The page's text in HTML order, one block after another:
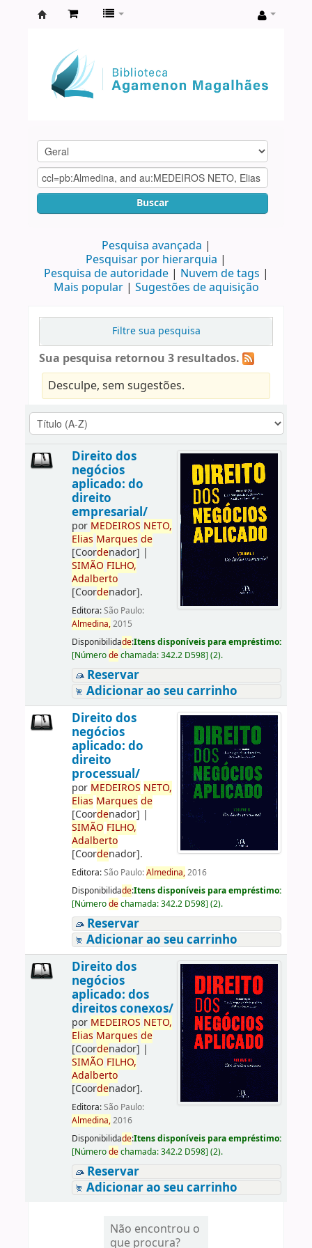
Agamenon
Magalhães
Buscar
Pesquisa avançada
Pesquisar por hierarquia
Pesquisa de autoridade
Nuvem de tags
Mais popular
Sugestões de aquisição
Filtre sua pesquisa
Sua pesquisa retornou 3 resultados.
Desculpe, sem sugestões.
Direito dos
negócios
aplicado: do
direito
empresarial/
por MEDEIROS NETO,
Elias Marques de
[Coordenador] |
SIMÃO FILHO,
Adalberto
[Coordenador].
Editora:São Paulo:
Almedina,2015
Disponibilidade:Itens disponíveis para empréstimo:
[Númerodechamada:342.2 D598] (2).
Reservar
Adicionar ao seu carrinho
Direito dos
negócios
aplicado: do
direito
processual/
por MEDEIROS NETO,
Elias Marques de
[Coordenador] |
SIMÃO FILHO,
Adalberto
[Coordenador].
Editora:São Paulo:Almedina,2016
Disponibilidade:Itens disponíveis para empréstimo:
[Númerodechamada:342.2 D598] (2).
Reservar
Adicionar ao seu carrinho
Direito dos
negócios
aplicado: dos
direitos conexos/
por MEDEIROS NETO,
Elias Marques de
[Coordenador] |
SIMÃO FILHO,
Adalberto
[Coordenador].
Editora:São Paulo:
Almedina,2016
Disponibilidade:Itens disponíveis para empréstimo:
[Númerodechamada:342.2 D598] (2).
Reservar
Adicionar ao seu carrinho
Não encontrou o
que procura?